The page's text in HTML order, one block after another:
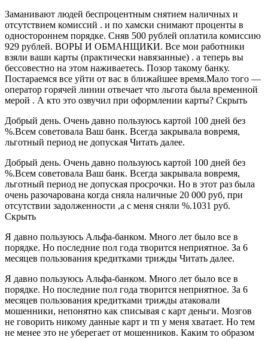
Заманивают людей беспроцентным снятием наличных и
отсутствием комиссий . и по хамски снимают проценты в
одностороннем порядке. Сняв 500 рублей оплатила комиссию
929 рублей. ВОРЫ И ОБМАНЩИКИ. Все мои работники
взяли ваши карты (практически навязанные) . а теперь вы
бессовестно на этом наживаетесь. Позор такому банку.
Постараемся все уйти от вас в ближайшее время.Мало того —
оператор горячей линии отвечает что льгота была временной
мерой . А кто это озвучил при оформлении карты? Скрыть
Добрый день. Очень давно пользуюсь картой 100 дней без
%.Всем советовала Ваш банк. Всегда закрывала вовремя,
льготный период не допуская Читать далее.
Добрый день. Очень давно пользуюсь картой 100 дней без
%.Всем советовала Ваш банк. Всегда закрывала вовремя,
льготный период не допуская просрочки. Но в этот раз была
очень разочарована когда сняла наличные 20 000 руб, при
отсутствии задолженности ,а с меня сняли %.1031 руб.
Скрыть
Я давно пользуюсь Альфа-банком. Много лет было все в
порядке. Но последние пол года творится неприятное. За 6
месяцев пользования кредитками трижды Читать далее.
Я давно пользуюсь Альфа-банком. Много лет было все в
порядке. Но последние пол года творится неприятное. За 6
месяцев пользования кредитками трижды атаковали
мошенники, непонятно как списывая с карт деньги. Мозгов
не говорить никому данные карт и тп у меня хватает. Но тем
не менее это не уберегает от мошенников. Каким то образом